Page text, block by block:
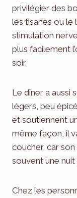
privilégier des
les tisanes ou le
stimulation
plus facilement
soir.
Le dîner a aussi
légers, peu
et soutiennent
même façon, il
coucher, car
souvent une nuit
Chez les